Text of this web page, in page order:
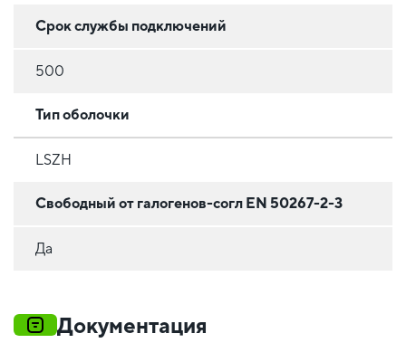
Срок службы подключений
500
Тип оболочки
LSZH
Свободный от галогенов-согл EN 50267-2-3
Да
Документация